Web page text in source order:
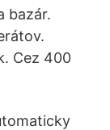
bazár.
Cez 400